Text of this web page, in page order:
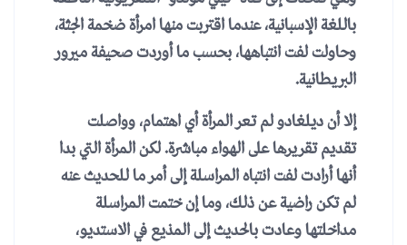
باللغة الإسبانية، عندما اقتربت منها امرأة ضخمة الجثة،
وحاولت لفت انتباهها، بحسب ما أوردت صحيفة ميرور
البريطانية.
إلا أن ديلغادو لم تعر المرأة أي اهتمام، وواصلت
تقديم تقريرها على الهواء مباشرة. لكن المرأة التي بدا
أنها أرادت لفت انتباه المراسلة إلى أمر ما للحديث عنه
لم تكن راضية عن ذلك، وما إن ختمت المراسلة
مداخلتها وعادت بالحديث إلى المذيع في الاستديو،